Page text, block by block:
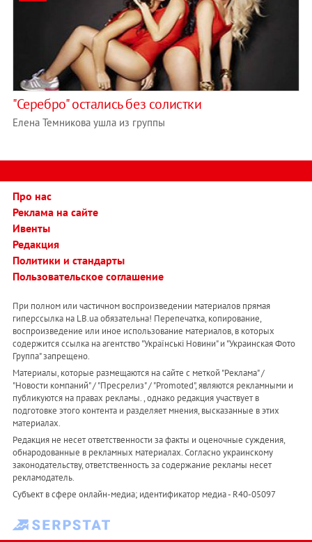
"Серебро" остались без солистки
Елена Темникова ушла из группы
Про нас
Реклама на сайте
Ивенты
Редакция
Политики и стандарты
Пользовательское соглашение
При полном или частичном воспроизведении материалов прямая
гиперссылка на LB.ua обязательна! Перепечатка, копирование,
воспроизведение или иное использование материалов, в которых
содержится ссылка на агентство "Українськi Новини" и "Украинская Фото
Группа" запрещено.
Материалы, которые размещаются на сайте с меткой "Реклама" /
"Новости компаний" / "Пресрелиз" / "Promoted", являются рекламными и
публикуются на правах рекламы. , однако редакция участвует в
подготовке этого контента и разделяет мнения, высказанные в этих
материалах.
Редакция не несет ответственности за факты и оценочные суждения,
обнародованные в рекламных материалах. Согласно украинскому
законодательству, ответственность за содержание рекламы несет
рекламодатель.
Субъект в сфере онлайн-медиа; идентификатор медиа - R40-05097